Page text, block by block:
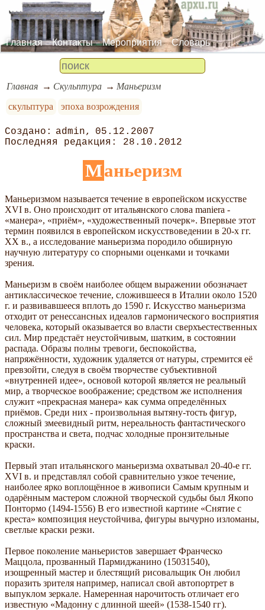
Главная Контакты Мероприятия Словарь
Главная Скульптура
Маньеризм
скульптура
эпоха возрождения
admin
05.12.2007
28.10.2012
Маньеризм
Маньеризмом называется течение в европейском искусстве
XVI в. Оно происходит от итальянского слова maniera -
«манера», «приём», «художественный почерк». Впервые этот
термин появился в европейском искусствоведении в 20-х гг.
XX в., а исследование маньеризма породило обширную
научную литературу со спорными оценками и точками
зрения.
Маньеризм в своём наиболее общем выражении обозначает
антиклассическое течение, сложившееся в Италии около 1520
г. и развивавшееся вплоть до 1590 г. Искусство маньеризма
отходит от ренессансных идеалов гармонического восприятия
человека, который оказывается во власти сверхъестественных
сил. Мир предстаёт неустойчивым, шатким, в состоянии
распада. Образы полны тревоги, беспокойства,
напряжённости, художник удаляется от натуры, стремится её
превзойти, следуя в своём творчестве субъективной
«внутренней идее», основой которой является не реальный
мир, а творческое воображение; средством же исполнения
служит «прекрасная манера» как сумма определённых
приёмов. Среди них - произвольная вытяну-тость фигур,
сложный змеевидный ритм, нереальность фантастического
пространства и света, подчас холодные пронзительные
краски.
Первый этап итальянского маньеризма охватывал 20-40-е гг.
XVI в. и представлял собой сравнительно узкое течение,
наиболее ярко воплощённое в живописи Самым крупным и
одарённым мастером сложной творческой судьбы был Якопо
Понтормо (1494-1556) В его известной картине «Снятие с
креста» композиция неустойчива, фигуры вычурно изломаны,
светлые краски резки.
Первое поколение маньеристов завершает Франческо
Маццола, прозванный Пармиджанино (15031540),
изощренный мастер и блестящий рисовальщик Он любил
поразить зрителя например, написал свой автопортрет в
выпуклом зеркале. Намеренная нарочитость отличает его
известную «Мадонну с длинной шеей» (1538-1540 гг).